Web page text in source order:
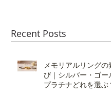
Recent Posts
メモリアルリングの
び｜シルバー・ゴー
プラチナどれを選ぶ